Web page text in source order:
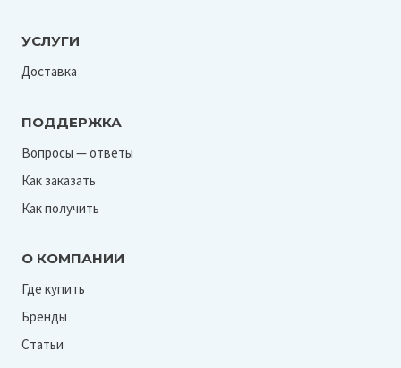
УСЛУГИ
Доставка
ПОДДЕРЖКА
Вопросы — ответы
Как заказать
Как получить
О КОМПАНИИ
Где купить
Бренды
Статьи